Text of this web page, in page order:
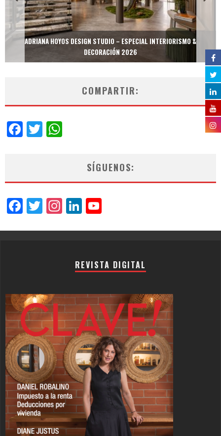
ADRIANA HOYOS DESIGN STUDIO – ESPECIAL INTERIORISMO &
DECORACIÓN 2026
COMPARTIR:
Facebook
Twitter
SÍGUENOS:
Facebook
Twitter
Instagram
LinkedIn
REVISTA DIGITAL